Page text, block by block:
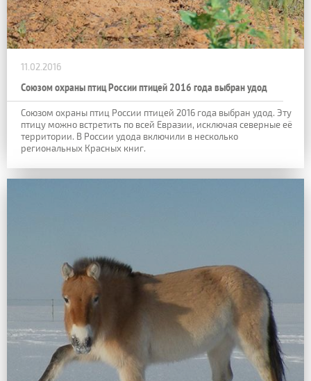
11.02.2016
Союзом охраны птиц России птицей 2016 года выбран удод
Союзом охраны птиц России птицей 2016 года выбран удод. Эту
птицу можно встретить по всей Евразии, исключая северные её
территории. В России удода включили в несколько
региональных Красных книг.